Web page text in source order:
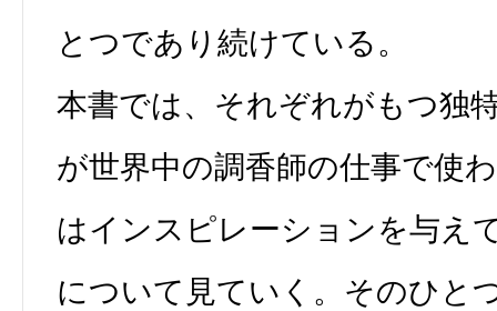
とつであり続けている。
本書では、それぞれがもつ独
が世界中の調香師の仕事で使
はインスピレーションを与え
について見ていく。そのひと